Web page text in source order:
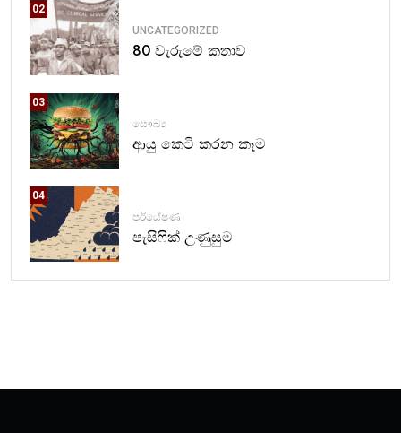
02
UNCATEGORIZED
80 වැරුමේ කතාව
03
සෞඛ්‍ය
ආයු කෙටි කරන කෑම
04
පර්යේෂණ
පැසිෆික් උණුසුම